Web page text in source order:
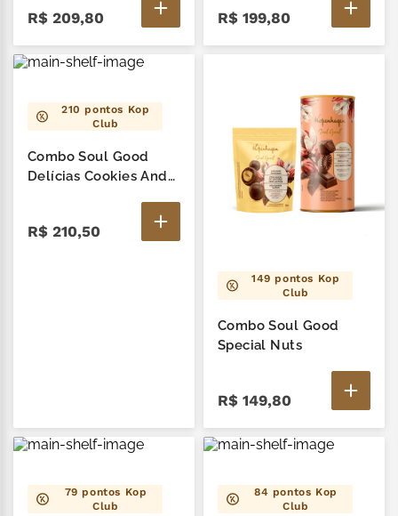
R$ 209,80 R$ 199,80
210 pontos Kop
Club
Combo Soul Good
Delícias Cookies And
R$ 210,50
149 pontos Kop
Club
Combo Soul Good
Special Nuts
R$ 149,80
79 pontos Kop
Club
84 pontos Kop
Club